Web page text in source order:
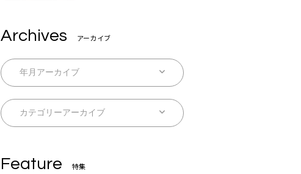
Archives アーカイブ
Feature 特集